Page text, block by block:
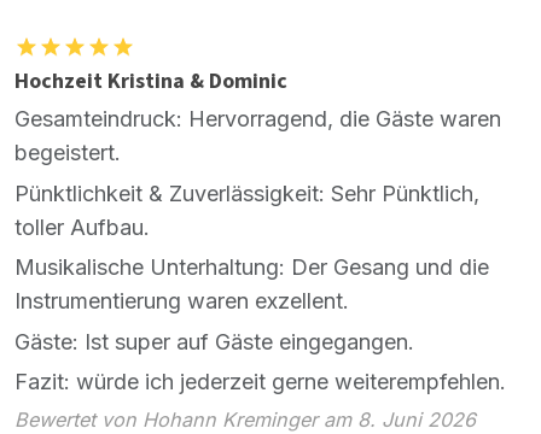
Hochzeit Kristina & Dominic
Gesamteindruck: Hervorragend, die Gäste waren
begeistert.
Pünktlichkeit & Zuverlässigkeit: Sehr Pünktlich,
toller Aufbau.
Musikalische Unterhaltung: Der Gesang und die
Instrumentierung waren exzellent.
Gäste: Ist super auf Gäste eingegangen.
Fazit: würde ich jederzeit gerne weiterempfehlen.
Bewertet von Hohann Kreminger am 8. Juni 2026